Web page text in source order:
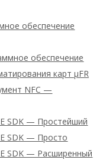
обеспечение
обеспечение
карт μFR
NFC —
SDK — Простейший
SDK — Просто
SDK — Расширенный